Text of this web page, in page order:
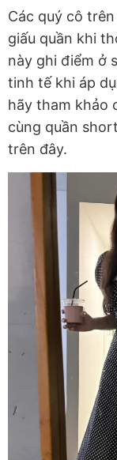
Các quý cô
giấu quần khi
này ghi điểm ở
tinh tế khi áp
hãy tham khảo
cùng quần
trên đây.